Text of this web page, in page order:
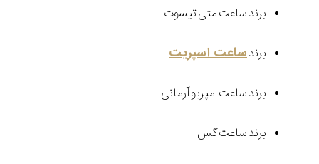
برند ساعت متی تیسوت
برندساعت اسپریت
برند ساعت امپریو آرمانی
برند ساعت گس